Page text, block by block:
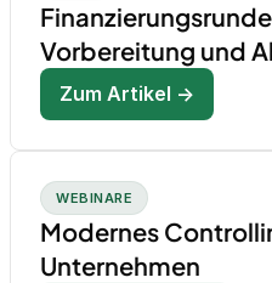
Vorbereitung und
Zum Artikel →
WEBINARE
Modernes
Unternehmen